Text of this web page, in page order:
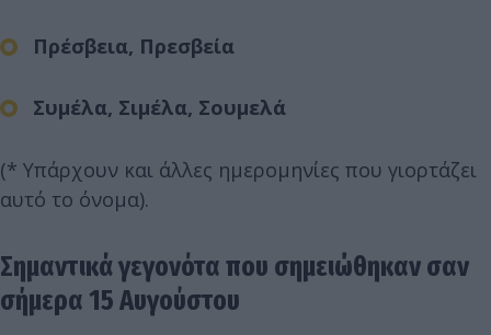
Πρέσβεια, Πρεσβεία
Συμέλα, Σιμέλα, Σουμελά
(* Υπάρχουν και άλλες ημερομηνίες που γιορτάζει
αυτό το όνομα).
Σημαντικά γεγονότα που σημειώθηκαν σαν
σήμερα 15 Αυγούστου